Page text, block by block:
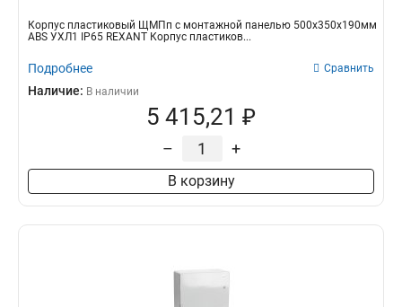
Корпус пластиковый ЩМПп с монтажной панелью 500х350х190мм
ABS УХЛ1 IP65 REXANT Корпус пластиков...
Подробнее Сравнить
Наличие: В наличии
5 415,21 ₽
– +
В корзину